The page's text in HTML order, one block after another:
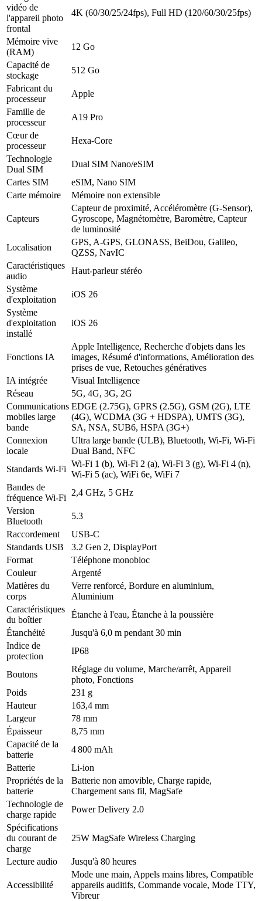
vidéo de
l'appareil photo
frontal
4K (60/30/25/24fps), Full HD (120/60/30/25fps)
Mémoire vive
(RAM)
12 Go
Capacité de
stockage
512 Go
Fabricant du
processeur
Apple
Famille de
processeur
A19 Pro
Cœur de
processeur
Hexa-Core
Technologie
Dual SIM
Dual SIM Nano/eSIM
Cartes SIM
eSIM, Nano SIM
Carte mémoire
Mémoire non extensible
Capteurs
Capteur de proximité, Accéléromètre (G-Sensor),
Gyroscope, Magnétomètre, Baromètre, Capteur
de luminosité
Localisation
GPS, A-GPS, GLONASS, BeiDou, Galileo,
QZSS, NavIC
Caractéristiques
audio
Haut-parleur stéréo
Système
d'exploitation
iOS 26
Système
d'exploitation
installé
iOS 26
Fonctions IA
Apple Intelligence, Recherche d'objets dans les
images, Résumé d'informations, Amélioration des
prises de vue, Retouches génératives
IA intégrée
Visual Intelligence
Réseau
5G, 4G, 3G, 2G
Communications
mobiles large
bande
EDGE (2.75G), GPRS (2.5G), GSM (2G), LTE
(4G), WCDMA (3G + HDSPA), UMTS (3G),
SA, NSA, SUB6, HSPA (3G+)
Connexion
locale
Ultra large bande (ULB), Bluetooth, Wi-Fi, Wi-Fi
Dual Band, NFC
Standards Wi-Fi
Wi-Fi 1 (b), Wi-Fi 2 (a), Wi-Fi 3 (g), Wi-Fi 4 (n),
Wi-Fi 5 (ac), WiFi 6e, WiFi 7
Bandes de
fréquence Wi-Fi
2,4 GHz, 5 GHz
Version
Bluetooth
5.3
Raccordement
USB-C
Standards USB
3.2 Gen 2, DisplayPort
Format
Téléphone monobloc
Couleur
Argenté
Matières du
corps
Verre renforcé, Bordure en aluminium,
Aluminium
Caractéristiques
du boîtier
Étanche à l'eau, Étanche à la poussière
Étanchéité
Jusqu'à 6,0 m pendant 30 min
Indice de
protection
IP68
Boutons
Réglage du volume, Marche/arrêt, Appareil
photo, Fonctions
Poids
231 g
Hauteur
163,4 mm
Largeur
78 mm
Épaisseur
8,75 mm
Capacité de la
batterie
4 800 mAh
Batterie
Li-ion
Propriétés de la
batterie
Batterie non amovible, Charge rapide,
Chargement sans fil, MagSafe
Technologie de
charge rapide
Power Delivery 2.0
Spécifications
du courant de
charge
25W MagSafe Wireless Charging
Lecture audio Jusqu'à 80 heures
Accessibilité
Mode une main, Appels mains libres, Compatible
appareils auditifs, Commande vocale, Mode TTY,
Vibreur